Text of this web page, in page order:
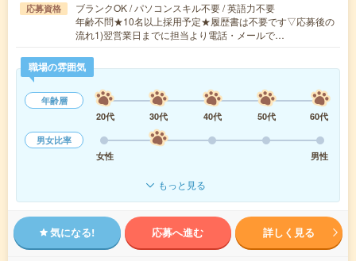
応募資格
ブランクOK / パソコンスキル不要 / 英語力不要
年齢不問★10名以上採用予定★履歴書は不要です▽応募後の
流れ1)翌営業日までに担当より電話・メールで…
職場の雰囲気
年齢層
20代
30代 40代 50代
60代
男女比率
女性
男性
もっと見る
気になる! 応募へ進む 詳しく見る